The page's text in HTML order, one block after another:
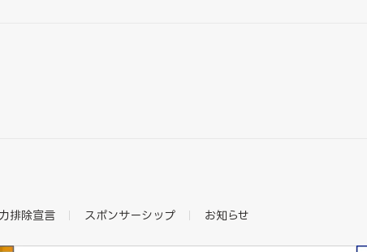
排除宣言 スポンサーシップ お知らせ